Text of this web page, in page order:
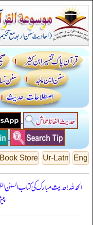
Eng
Ur-Latn
Book Store
الحمدللہ! حدیث مبارک کی کتاب